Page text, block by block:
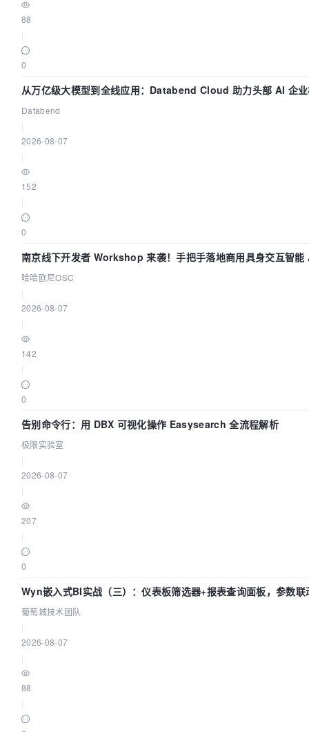
88
0
从万亿级大模型到全线应用：Databend Cloud 助力头部 AI 企
路 Trace 数据管道
Databend
2026-08-07
152
0
南京线下开发者 Workshop 来袭！手把手落地商用具身交互智
用
哈哈欧尼OSC
2026-08-07
142
0
告别命令行：用 DBX 可视化操作 Easysearch 全流程解析
极限实验室
2026-08-07
207
0
Wyn嵌入式BI实战（三）：仪表板筛选器+报表查询面板，参数联
葡萄城技术团队
2026-08-07
88